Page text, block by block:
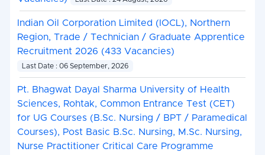
Indian Oil Corporation Limited (IOCL), Northern
Region, Trade / Technician / Graduate Apprentice
Recruitment 2026 (433 Vacancies)
Last Date : 06 September, 2026
Pt. Bhagwat Dayal Sharma University of Health
Sciences, Rohtak, Common Entrance Test (CET)
for UG Courses (B.Sc. Nursing / BPT / Paramedical
Courses), Post Basic B.Sc. Nursing, M.Sc. Nursing,
Nurse Practitioner Critical Care Programme